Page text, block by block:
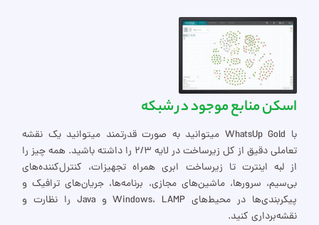
اسکن منابع موجود در شبکه
با WhatsUp Gold میتوانید به صورت قدرتمند میتوانید یک نقشه
تعاملی دقیق از کل زیرساخت در لایه 2/3 را داشته باشید. همه چیز را
از لبه اینترت تا زیرساخت ابری همراه تجهیزات، کنترل‌کننده‌های
بی‌سیم، سرورها، ماشین‌های مجازی، برنامه‌ها، جریان‌های ترافیک و
پیکربندی‌ها در محیط‌های Windows، LAMP و Java را نظارت و
نقشه‌برداری کنید.